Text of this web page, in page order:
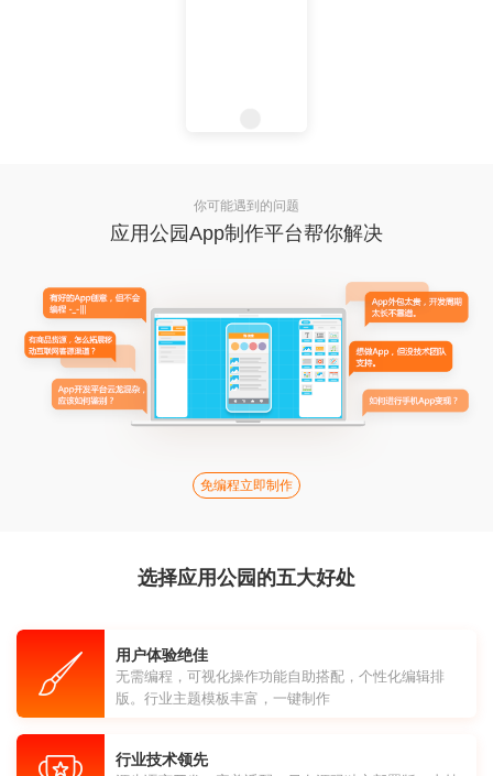
你可能遇到的问题
应用公园App制作平台帮你解决
免编程立即制作
选择应用公园的五大好处
用户体验绝佳
无需编程，可视化操作功能自助搭配，个性化编辑排
版。行业主题模板丰富，一键制作
行业技术领先